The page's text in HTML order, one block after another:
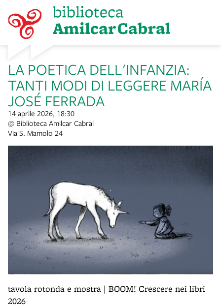
LA POETICA DELL'INFANZIA:
TANTI MODI DI LEGGERE MARÍA
JOSÉ FERRADA
14 aprile 2026, 18:30
@ Biblioteca Amilcar Cabral
Via S. Mamolo 24
tavola rotonda e mostra | BOOM! Crescere nei libri
2026